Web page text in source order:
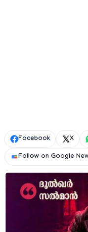
Facebook X
Follow on Google